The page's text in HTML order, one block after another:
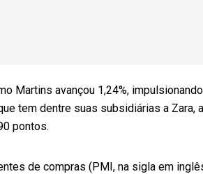
Martins avançou 1,24%,
tem dentre suas subsidiárias a Zara,
pontos.
de compras (PMI, na sigla em